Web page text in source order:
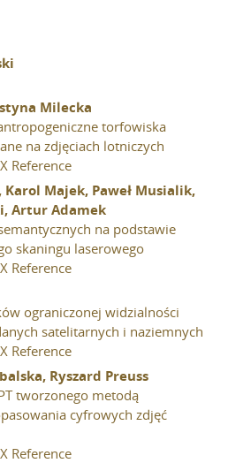
Archiwum
Redakcja
dla autorów
dla recenzentów
tomy
memoriam
Linki
Kontakt
Milecka
torfowiska
na zdjęciach lotniczych
Reference
Karol Majek, Paweł Musialik,
Artur Adamek
na podstawie
skaningu laserowego
Reference
ograniczonej widzialności
satelitarnych i naziemnych
Reference
Ryszard Preuss
tworzonego metodą
cyfrowych zdjęć
Reference